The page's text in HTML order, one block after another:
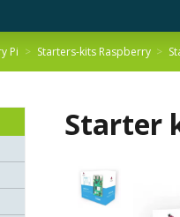
Pi Starters-kits Raspberry
Starter